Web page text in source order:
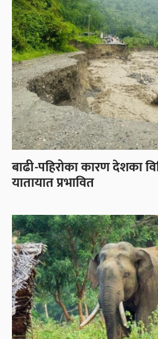
बाढी-पहिरोका कारण देशका
यातायात प्रभावित